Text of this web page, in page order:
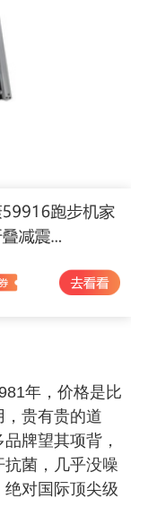
年，价格是比
贵有贵的道
牌望其项背，
菌，几乎没噪
对国际顶尖级